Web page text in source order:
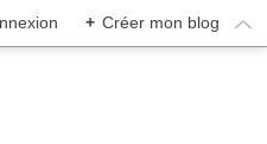
+ Créer mon blog